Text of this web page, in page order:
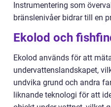
Instrumentering som
bränslenivåer bidrar till en
Ekolod och
Ekolod används för att
undervattenslandskapet,
undvika grund och andra
liknande teknologi för att